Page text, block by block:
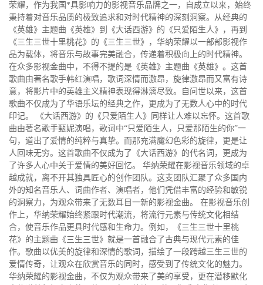
荣耀，作为我国*具影响力的影视音乐品牌之一，自成立以来，始终
秉持着对音乐品质的极致追求和对时代精神的深刻洞察。从经典的
《英雄》主题曲《英雄》到《大话西游》的《只爱陌生人》，再到
《三生三世十里桃花》的《三生三世》，华纳荣耀以一部部影视作
品为载体，将音乐与故事完美融合，传递着积极向上的时代精神。
在众多影视金曲中，不得不提的是《英雄》主题曲《英雄》。这首
歌曲由著名歌手韩红演唱，歌词深情而激昂，旋律激昂而又富有诗
意，将影片中的英雄主义精神表现得淋漓尽致。自问世以来，这首
歌曲不仅成为了华语乐坛的经典之作，更成为了无数人心中的时代
印记。 《大话西游》的《只爱陌生人》同样让人难以忘怀。这首歌
曲由著名歌手甄妮演唱，歌词中“只爱陌生人，只爱那陌生的你”一
句，道出了爱情的纯粹与真挚。而那充满魔幻色彩的旋律，更是让
人回味无穷。这首歌曲不仅成为了《大话西游》的代名词，更成为
了许多人心中关于爱情的美好回忆。 华纳荣耀在影视音乐领域的卓
越成就，离不开其独具匠心的创作团队。这支团队汇聚了众多国内
外的知名音乐人、词曲作者、演唱者，他们凭借丰富的经验和敏锐
的洞察力，为观众带来了无数耳目一新的影视金曲。 在影视音乐创
作上，华纳荣耀始终紧跟时代潮流，将流行元素与传统文化相结
合，使音乐作品更具时代感和生命力。例如，《三生三世十里桃
花》的主题曲《三生三世》就是一首融合了古典与现代元素的佳
作。歌曲以优美的旋律和深情的歌词，描绘了一段跨越三生三世的
爱情传奇，让观众在欣赏音乐的同时，感受到了传统文化的魅力。
华纳荣耀的影视金曲，不仅为观众带来了美的享受，更在潜移默化